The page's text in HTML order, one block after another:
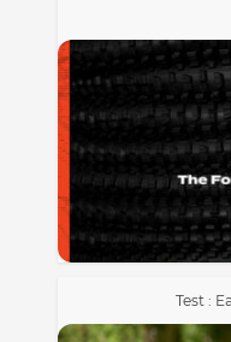
Test :